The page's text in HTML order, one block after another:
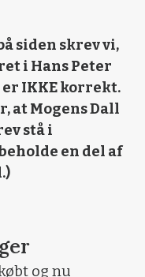
siden skrev vi,
i Hans Peter
IKKE korrekt.
at Mogens Dall
stå i
en del af
og nu